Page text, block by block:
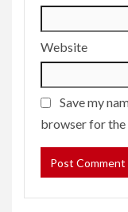
Website
Save my
browser for the